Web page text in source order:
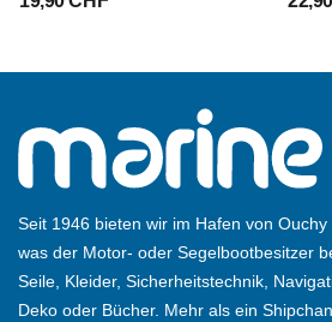
Durchmesser von 4 bis 10 mm
Kunststoff. Maße ca. 115 x 55 x 25 mm.
Seit 1946 bieten wir im Hafen von
was der Motor- oder Segelbootbesitzer
Seile, Kleider, Sicherheitstechnik,
Deko oder Bücher. Mehr als ein